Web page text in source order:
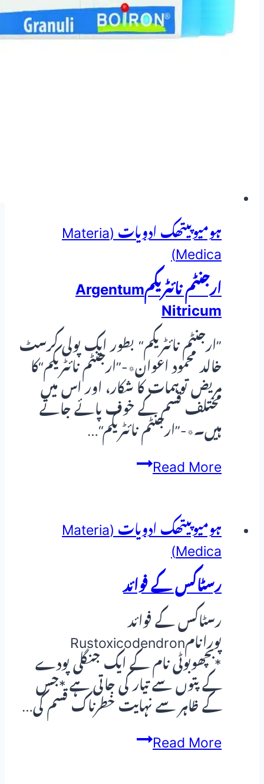
ہومیوپیتھک ادویات (Materia
Medica)
ارجنٹم نائٹریکمArgentum
Nitricum
”ارجنٹم نائٹریکم“ بطور ایک پولی کرسٹ
خالد محمود اعوان٭-”ارجنٹم نائٹریکم“کا
مریض توہمات کا شکار، اور اس میں
مختلف قسم کے خوف پائے جاتے
ہیں۔٭-”ارجنٹم نائٹریکم“…
Read Moreارجنٹم
ہومیوپیتھک ادویات (Materia
Medica)
رسٹاکس کے فوائد
رسٹاکس کے فوائد
پورانامRustoxicodendron
*بچھوبوٹی نام کے ایک جنگلی پودے
کے پتوں سے تیار کی جاتی ہے *جس
کے ظاہر سے نہایت خطرناک قسم کی…
Read Moreرسٹاکس